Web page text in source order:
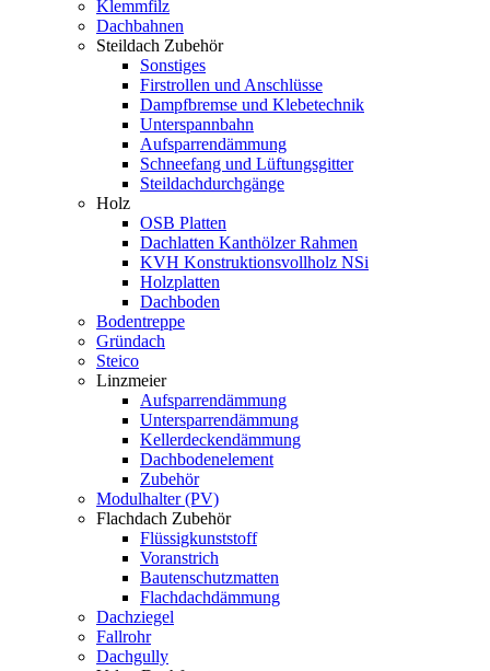
Klemmfilz
Dachbahnen
Steildach Zubehör
Sonstiges
Firstrollen und Anschlüsse
Dampfbremse und Klebetechnik
Unterspannbahn
Aufsparrendämmung
Schneefang und Lüftungsgitter
Steildachdurchgänge
Holz
OSB Platten
Dachlatten Kanthölzer Rahmen
KVH Konstruktionsvollholz NSi
Holzplatten
Dachboden
Bodentreppe
Gründach
Steico
Linzmeier
Aufsparrendämmung
Untersparrendämmung
Kellerdeckendämmung
Dachbodenelement
Zubehör
Modulhalter (PV)
Flachdach Zubehör
Flüssigkunststoff
Voranstrich
Bautenschutzmatten
Flachdachdämmung
Dachziegel
Fallrohr
Dachgully